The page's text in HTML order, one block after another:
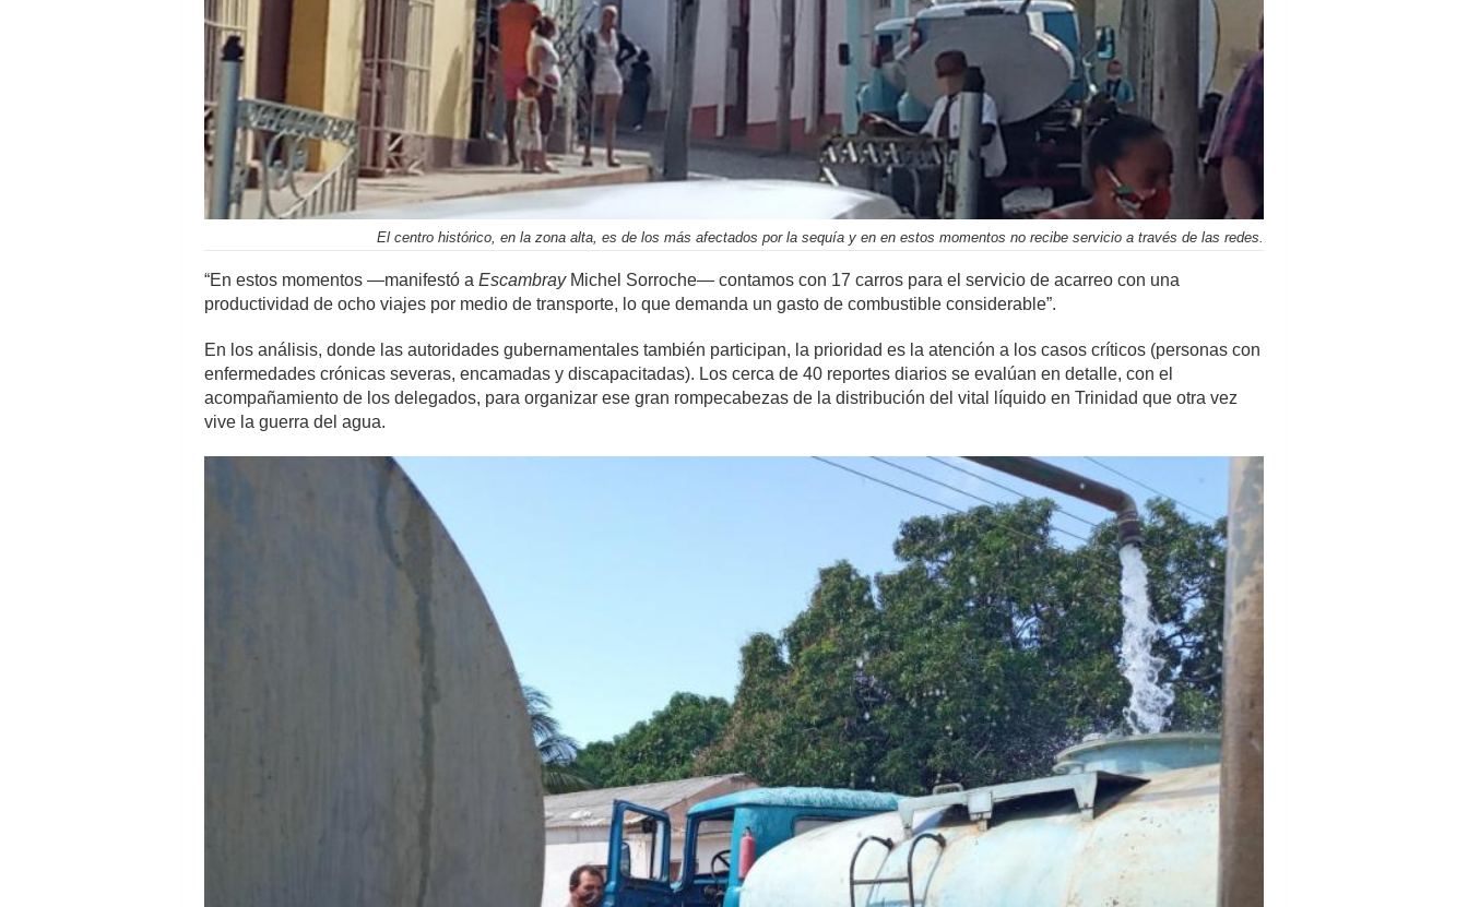
El centro histórico, en la zona alta, es de los más afectados por la sequía y en en estos momentos no recibe servicio a través de las redes.
“En estos momentos —manifestó a EscambrayMichel Sorroche— contamos con 17 carros para el servicio de acarreo con una
productividad de ocho viajes por medio de transporte, lo que demanda un gasto de combustible considerable”.
En los análisis, donde las autoridades gubernamentales también participan, la prioridad es la atención a los casos críticos (personas con
enfermedades crónicas severas, encamadas y discapacitadas). Los cerca de 40 reportes diarios se evalúan en detalle, con el
acompañamiento de los delegados, para organizar ese gran rompecabezas de la distribución del vital líquido en Trinidad que otra vez
vive la guerra del agua.